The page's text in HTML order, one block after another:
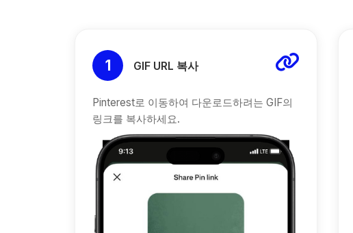
1 GIF URL 복사
Pinterest로 이동하여 다운로드하려는 GIF의
링크를 복사하세요.